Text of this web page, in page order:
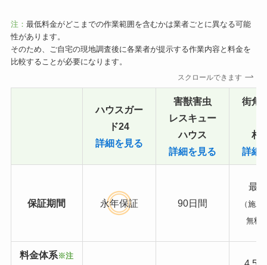
注： 最低料金がどこまでの作業範囲を含むかは業者ごとに異なる可能
性があります。
そのため、ご自宅の現地調査後に各業者が提示する作業内容と料金を
比較することが必要になります。
スクロールできます
ハウスガー
ド24
詳細を見る
害獣害虫
レスキュー
ハウス
詳細を見る
街角
相
詳細
保証期間 永年保証 90日間
最
（施
無料
料金体系※注